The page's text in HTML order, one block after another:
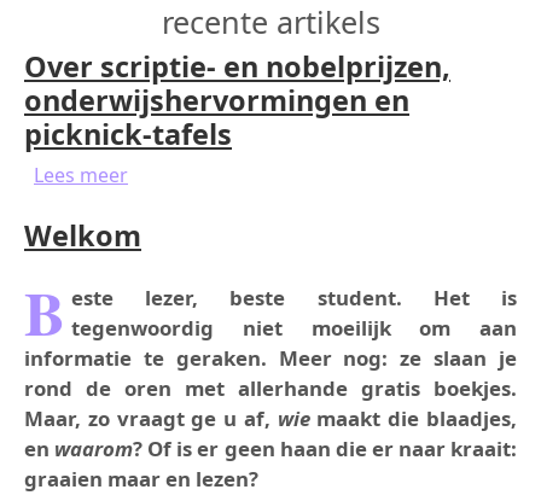
recente artikels
Over scriptie- en nobelprijzen,
onderwijshervormingen en
picknick-tafels
Lees meerover Over scriptie- en nobelprijzen,
Welkom
B este lezer, beste student. Het is
tegenwoordig niet moeilijk om aan
informatie te geraken. Meer nog: ze slaan je
rond de oren met allerhande gratis boekjes.
Maar, zo vraagt ge u af, wiemaakt die blaadjes,
en waarom? Of is er geen haan die er naar kraait:
graaien maar en lezen?